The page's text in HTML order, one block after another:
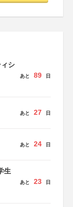
シ
あと 89 日
あと 27 日
あと 24 日
生
あと 23 日